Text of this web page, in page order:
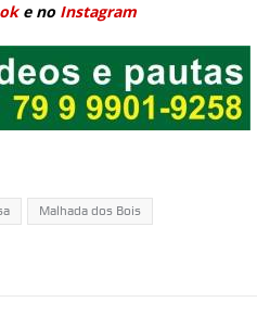
e no Instagram
Malhada dos Bois